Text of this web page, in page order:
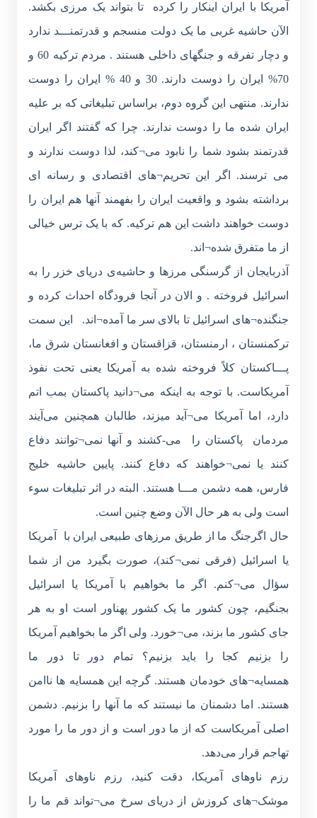
آمریکا با ایران اینکار را کرده تا بتواند یک مرزی بکشد.
الآن حاشیه غربی ما یک دولت منسجم و قدرتمنـــد ندارد
و دچار تفرقه و جنگهای داخلی هستند . مردم ترکیه 60 و
70% ایران را دوست دارند. 30 و 40 % ایران را دوست
ندارند. منتهی این گروه دوم، براساس تبلیغاتی که بر علیه
ایران شده ما را دوست ندارند. چرا که گفتند اگر ایران
قدرتمند بشود شما را نابود می¬کند، لذا دوست ندارند و
می ترسند. اگر این تحریم¬های اقتصادی و رسانه ای
برداشته بشود و واقعیت ایران را بفهمند آنها هم ایران را
دوست خواهند داشت این هم ترکیه. که با یک ترس خیالی
از ما متفرق شده¬اند.
آذربایجان از گرسنگی مرزها و حاشیه‌ی دریای خزر را به
اسرائیل فروخته . و الان در آنجا فرودگاه احداث کرده و
جنگنده¬های اسرائیل تا بالای سر ما آمده¬اند. این سمت
ترکمنستان ، ارمنستان، قزاقستان و افغانستان شرق ما،
پـــاکستان کلاً فروخته شده به آمریکا یعنی تحت نفوذ
آمریکاست. با توجه به اینکه می¬دانید پاکستان بمب اتم
دارد، اما آمریکا می¬آید میزند، طالبان همچنین می‌آیند
مردمان پاکستان را می-کشند و آنها نمی¬توانند دفاع
کنند یا نمی¬خواهند که دفاع کنند. پایین حاشیه خلیج
فارس، همه دشمن مـــا هستند. البته در اثر تبلیغات سوء
است ولی به هر حال الآن وضع چنین است.
حال اگرجنگ ما از طریق مرزهای طبیعی ایران با آمریکا
یا اسرائیل (فرقی نمی¬کند)، صورت بگیرد من از شما
سؤال می¬کنم. اگر ما بخواهیم با آمریکا یا اسرائیل
بجنگیم، چون کشور ما یک کشور پهناور است او به هر
جای کشور ما بزند، می¬خورد. ولی اگر ما بخواهیم آمریکا
را بزنیم کجا را باید بزنیم؟ تمام دور تا دور ما
همسایه¬های خودمان هستند. گرچه این همسایه ها ناامن
هستند. اما دشمنان ما نیستند که ما آنها را بزنیم. دشمن
اصلی آمریکاست که از ما دور است و از دور ما را مورد
تهاجم قرار می‌دهد.
رزم ناوهای آمریکا، دقت کنید، رزم ناوهای آمریکا
موشک¬های کروزش از دریای سرخ می¬تواند قم ما را